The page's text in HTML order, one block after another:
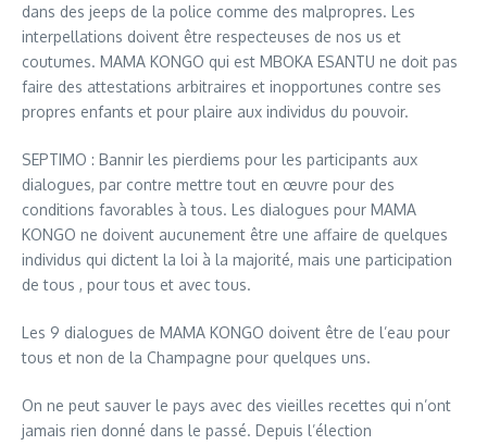
dans des jeeps de la police comme des malpropres. Les
interpellations doivent être respecteuses de nos us et
coutumes. MAMA KONGO qui est MBOKA ESANTU ne doit pas
faire des attestations arbitraires et inopportunes contre ses
propres enfants et pour plaire aux individus du pouvoir.
SEPTIMO : Bannir les pierdiems pour les participants aux
dialogues, par contre mettre tout en œuvre pour des
conditions favorables à tous. Les dialogues pour MAMA
KONGO ne doivent aucunement être une affaire de quelques
individus qui dictent la loi à la majorité, mais une participation
de tous , pour tous et avec tous.
Les 9 dialogues de MAMA KONGO doivent être de l’eau pour
tous et non de la Champagne pour quelques uns.
On ne peut sauver le pays avec des vieilles recettes qui n’ont
jamais rien donné dans le passé. Depuis l’élection